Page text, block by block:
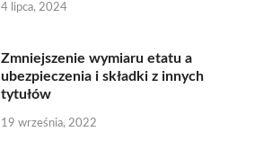
4 lipca, 2024
Zmniejszenie wymiaru etatu a
ubezpieczenia i składki z innych
tytułów
19 września, 2022